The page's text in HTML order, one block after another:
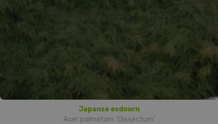
Japanse esdoorn
Acer palmatum 'Dissectum'